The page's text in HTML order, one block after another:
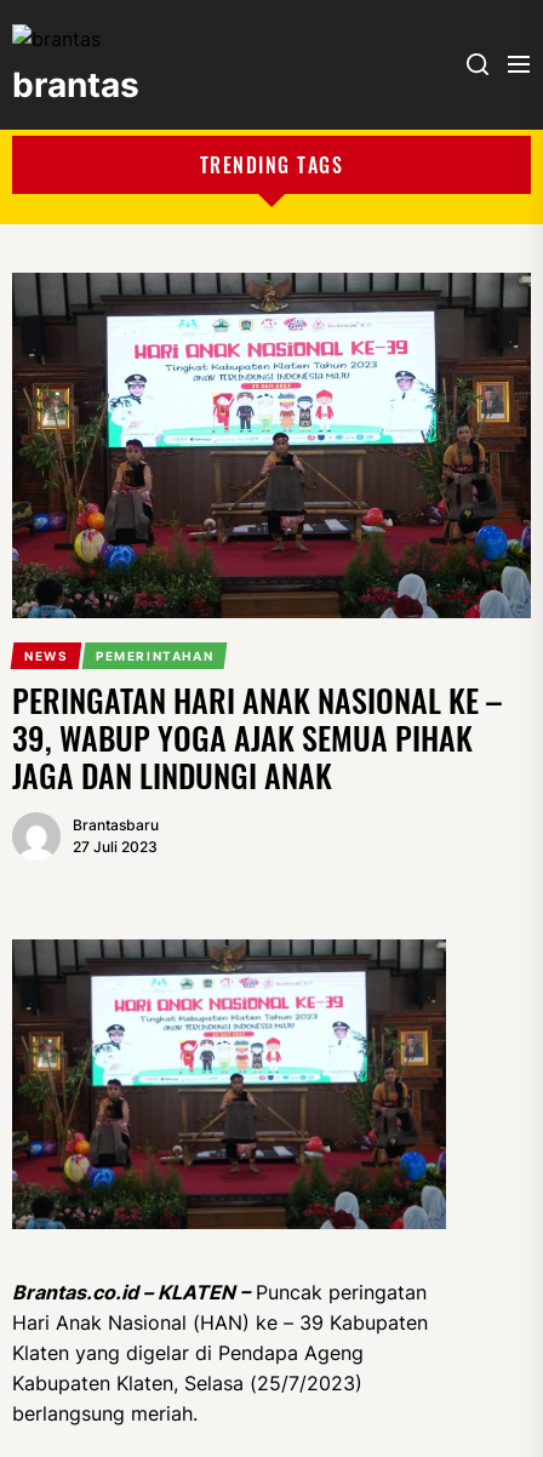
brantas
TRENDING TAGS
NEWS PEMERINTAHAN
PERINGATAN HARI ANAK NASIONAL KE –
39, WABUP YOGA AJAK SEMUA PIHAK
JAGA DAN LINDUNGI ANAK
Brantasbaru
27 Juli 2023
Brantas.co.id – KLATEN –Puncak peringatan
Hari Anak Nasional (HAN) ke – 39 Kabupaten
Klaten yang digelar di Pendapa Ageng
Kabupaten Klaten, Selasa (25/7/2023)
berlangsung meriah.